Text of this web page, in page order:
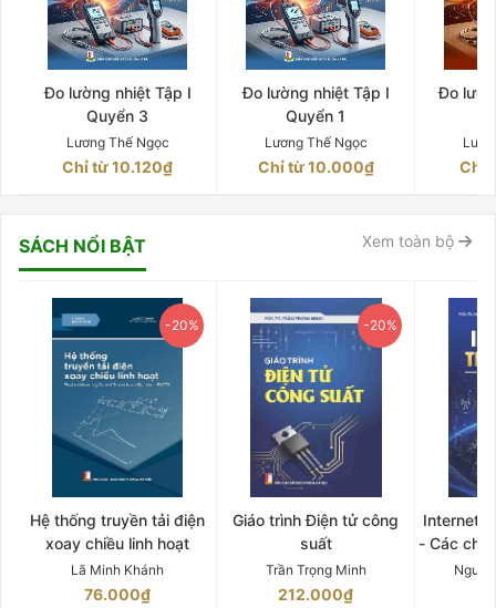
Đo lường nhiệt Tập I
Quyển 3
Lương Thế Ngọc
Chỉ từ 10.120₫
Đo lường nhiệt Tập I
Quyển 1
Lương Thế Ngọc
Chỉ từ 10.000₫
Đo
Chỉ
SÁCH NỔI BẬT Xem toàn bộ
-20%
Hệ thống truyền tải điện
xoay chiều linh hoạt
Lã Minh Khánh
76.000₫
-20%
Giáo trình Điện tử công
suất
Trần Trọng Minh
212.000₫
Internet
- Các